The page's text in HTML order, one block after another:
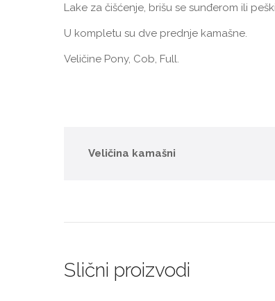
Lake za čišćenje, brišu se sunđerom ili
U kompletu su dve prednje kamašne.
Veličine Pony, Cob, Full.
Veličina kamašni
Slični proizvodi